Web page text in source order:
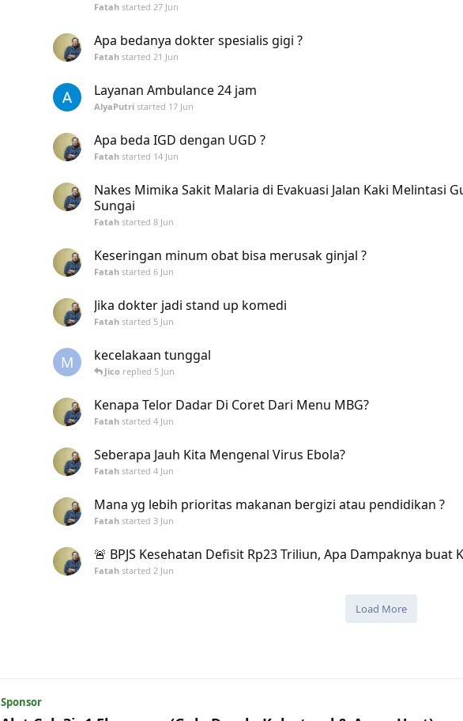
Fatah started 27 Jun
Apa bedanya dokter spesialis gigi ?
Fatah started 21 Jun
Layanan Ambulance 24 jam
AlyaPutri started 17 Jun
Apa beda IGD dengan UGD ?
Fatah started 14 Jun
Nakes Mimika Sakit Malaria di Evakuasi Jalan Kaki Melintasi
Sungai
Fatah started 8 Jun
Keseringan minum obat bisa merusak ginjal ?
Fatah started 6 Jun
Jika dokter jadi stand up komedi
Fatah started 5 Jun
M kecelakaan tunggal
Jico replied 5 Jun
Kenapa Telor Dadar Di Coret Dari Menu MBG?
Fatah started 4 Jun
Seberapa Jauh Kita Mengenal Virus Ebola?
Fatah started 4 Jun
Mana yg lebih prioritas makanan bergizi atau pendidikan ?
Fatah started 3 Jun
🚨 BPJS Kesehatan Defisit Rp23 Triliun, Apa Dampaknya buat
Fatah started 2 Jun
Load More
Sponsor